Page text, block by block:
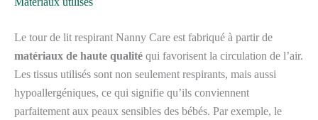
Le tour de lit respirant Nanny Care est fabriqué à partir de
matériaux de haute qualité qui favorisent la circulation de l’air.
Les tissus utilisés sont non seulement respirants, mais aussi
hypoallergéniques, ce qui signifie qu’ils conviennent
parfaitement aux peaux sensibles des bébés. Par exemple, le